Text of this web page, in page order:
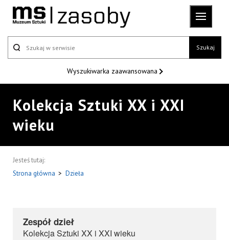
Szukaj
Wyszukiwarka zaawansowana
Kolekcja Sztuki XX i XXI
wieku
Jesteś tutaj:
Strona główna > Dzieła
Zespół dzieł
Kolekcja Sztuki XX i XXI wieku